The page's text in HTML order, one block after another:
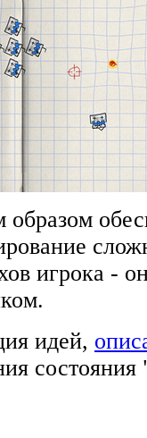
игрока -
идей,
состояния